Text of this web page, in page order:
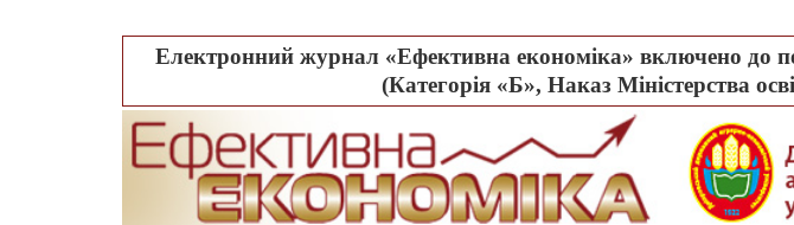
Електронний журнал «Ефективна економіка» включено до
(Категорія «Б», Наказ Міністерства